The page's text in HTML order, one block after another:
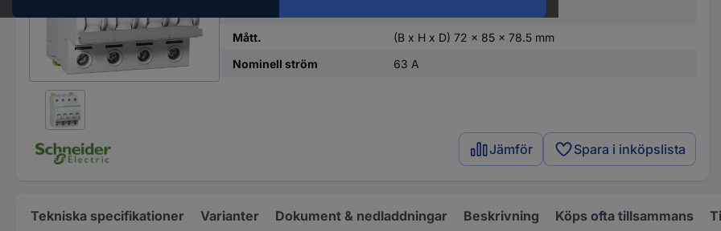
Mått.
(B x H x D) 72 x 85 x 78.5 mm
Nominell ström
63 A
Jämför Spara i inköpslista
Tekniska specifikationer Varianter Dokument & nedladdningar Beskrivning Köps ofta tillsammans